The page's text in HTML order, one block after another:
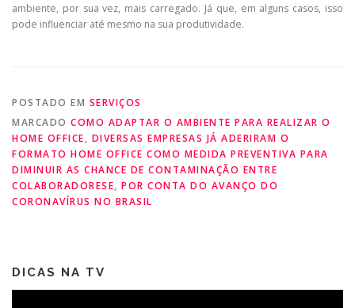
ambiente, por sua vez, mais carregado. Já que, em alguns casos, isso
pode influenciar até mesmo na sua produtividade.
POSTADO EM SERVIÇOS
MARCADO COMO ADAPTAR O AMBIENTE PARA REALIZAR O
HOME OFFICE, DIVERSAS EMPRESAS JÁ ADERIRAM O
FORMATO HOME OFFICE COMO MEDIDA PREVENTIVA PARA
DIMINUIR AS CHANCE DE CONTAMINAÇÃO ENTRE
COLABORADORESE, POR CONTA DO AVANÇO DO
CORONAVÍRUS NO BRASIL
DICAS NA TV